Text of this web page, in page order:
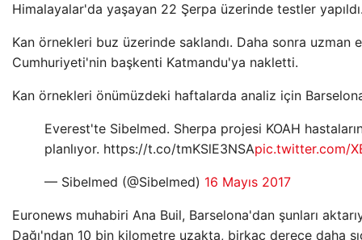
Himalayalar'da yaşayan 22 Şerpa üzerinde testler
Kan örnekleri buz üzerinde saklandı. Daha sonra
Cumhuriyeti'nin başkenti Katmandu'ya nakletti.
Kan örnekleri önümüzdeki haftalarda analiz için
Everest'te Sibelmed. Sherpa projesi KOAH
planlıyor. https://t.co/tmKSlE3NSApic.twitter.com/
— Sibelmed (@Sibelmed) 16 Mayıs 2017
Euronews muhabiri Ana Buil, Barselona'dan şunları
Dağı'ndan 10 bin kilometre uzakta, birkaç derece daha